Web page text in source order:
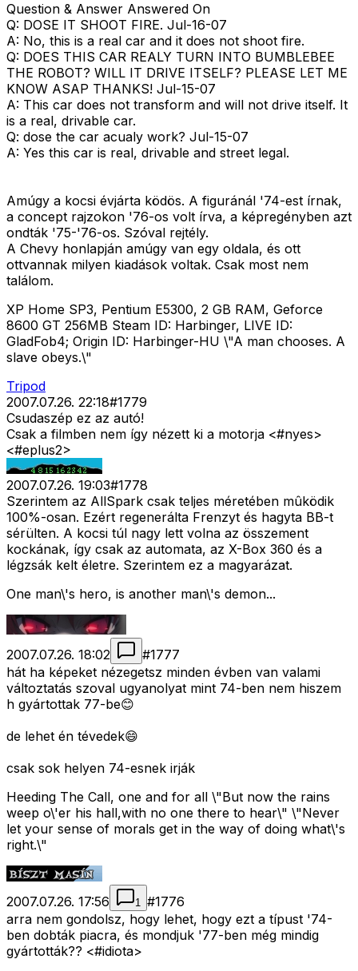
Question & Answer Answered On
Q: DOSE IT SHOOT FIRE. Jul-16-07
A: No, this is a real car and it does not shoot fire.
Q: DOES THIS CAR REALY TURN INTO BUMBLEBEE
THE ROBOT? WILL IT DRIVE ITSELF? PLEASE LET ME
KNOW ASAP THANKS! Jul-15-07
A: This car does not transform and will not drive itself. It
is a real, drivable car.
Q: dose the car acualy work? Jul-15-07
A: Yes this car is real, drivable and street legal.
Amúgy a kocsi évjárta ködös. A figuránál '74-est írnak,
a concept rajzokon '76-os volt írva, a képregényben azt
ondták '75-'76-os. Szóval rejtély.
A Chevy honlapján amúgy van egy oldala, és ott
ottvannak milyen kiadások voltak. Csak most nem
találom.
XP Home SP3, Pentium E5300, 2 GB RAM, Geforce
8600 GT 256MB Steam ID: Harbinger, LIVE ID:
GladFob4; Origin ID: Harbinger-HU \"A man chooses. A
slave obeys.\"
Tripod
2007.07.26. 22:18#1779
Csudaszép ez az autó!
Csak a filmben nem így nézett ki a motorja <#nyes>
<#eplus2>
2007.07.26. 19:03#1778
Szerintem az AllSpark csak teljes méretében mûködik
100%-osan. Ezért regenerálta Frenzyt és hagyta BB-t
sérülten. A kocsi túl nagy lett volna az összement
kockának, így csak az automata, az X-Box 360 és a
légzsák kelt életre. Szerintem ez a magyarázat.
One man\'s hero, is another man\'s demon...
2007.07.26. 18:02 #1777
hát ha képeket nézegetsz minden évben van valami
változtatás szoval ugyanolyat mint 74-ben nem hiszem
h gyártottak 77-be😊
de lehet én tévedek😄
csak sok helyen 74-esnek irják
Heeding The Call, one and for all \"But now the rains
weep o\'er his hall,with no one there to hear\" \"Never
let your sense of morals get in the way of doing what\'s
right.\"
2007.07.26. 17:56 1 #1776
arra nem gondolsz, hogy lehet, hogy ezt a típust '74-
ben dobták piacra, és mondjuk '77-ben még mindig
gyártották?? <#idiota>